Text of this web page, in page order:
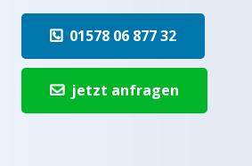
01578 06 877 32
jetzt anfragen